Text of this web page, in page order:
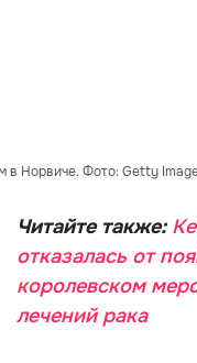
в Норвиче. Фото: Getty
Читайте также:
отказалась от
королевском
лечений рака